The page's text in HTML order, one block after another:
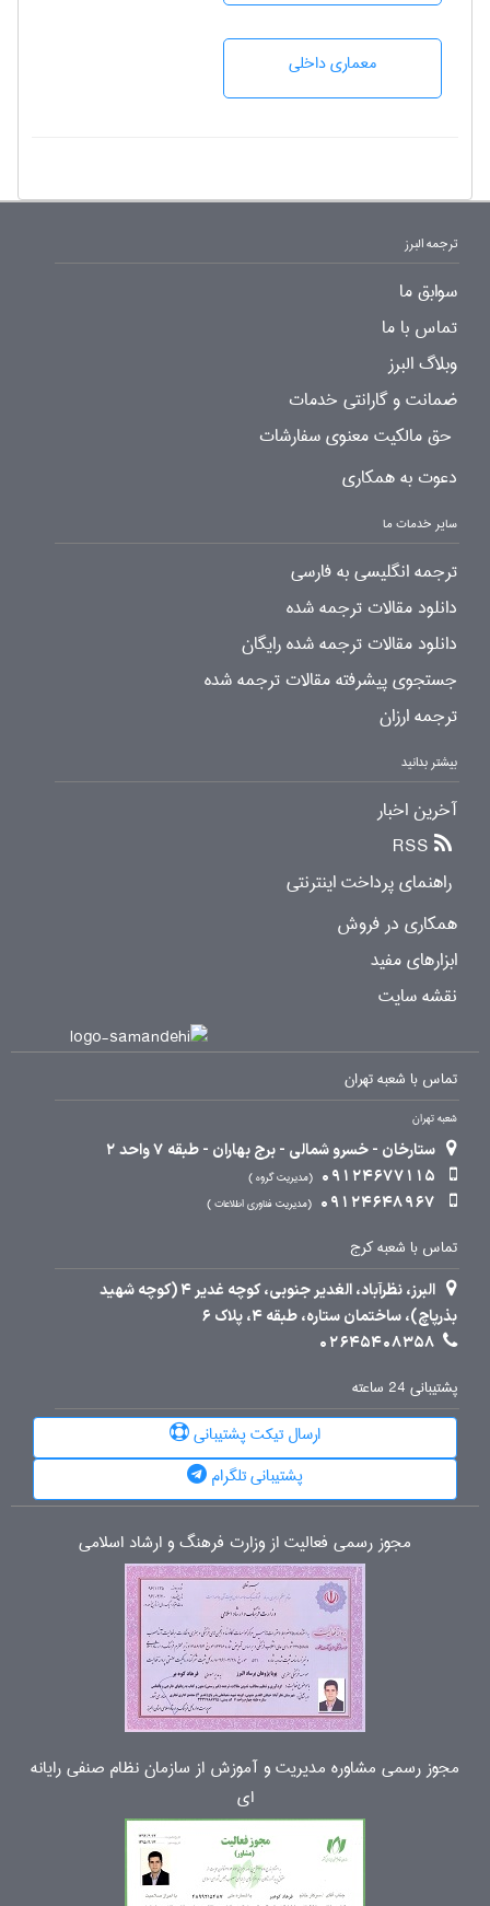
معماری داخلی
ترجمه البرز
سوابق ما
تماس با ما
وبلاگ البرز
ضمانت و گارانتی خدمات
حق مالکیت معنوی سفارشات
دعوت به همکاری
سایر خدمات ما
ترجمه انگلیسی به فارسی
دانلود مقالات ترجمه شده
دانلود مقالات ترجمه شده رایگان
جستجوی پیشرفته مقالات ترجمه شده
ترجمه ارزان
بیشتر بدانید
آخرین اخبار
RSS
راهنمای پرداخت اینترنتی
همکاری در فروش
ابزارهای مفید
نقشه سایت
تماس با شعبه تهران
شعبه تهران
ستارخان - خسرو شمالی - برج بهاران - طبقه 7 واحد 2
09124677115
مدیریت گروه
09124648967 مدیریت فناوری اطلاعات
تماس با شعبه کرج
البرز، نظرآباد، الغدیر جنوبی، کوچه غدیر 4 (کوچه شهید
بذرپاچ)، ساختمان ستاره، طبقه 4، پلاک 6
02645408358
پشتیبانی 24 ساعته
ارسال تیکت پشتیبانی
پشتیبانی تلگرام
مجوز رسمی فعالیت از وزارت فرهنگ و ارشاد اسلامی
مجوز رسمی مشاوره مدیریت و آموزش از سازمان نظام صنفی رایانه
ای